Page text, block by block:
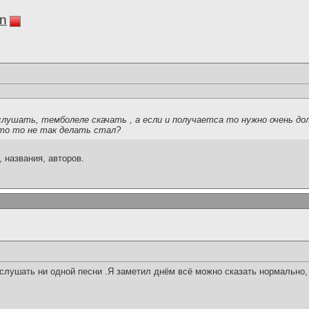
темболеле скачать , а если и получаетса то нужно очень
то не так делать стал?
авторов.
ни одной песни .Я заметил днём всё можно сказать нормально,